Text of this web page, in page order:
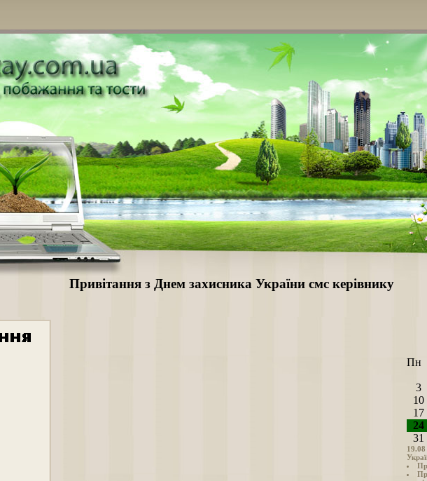
Привітання з Днем захисника України смс керівнику
Пн
3
10
17
24
31